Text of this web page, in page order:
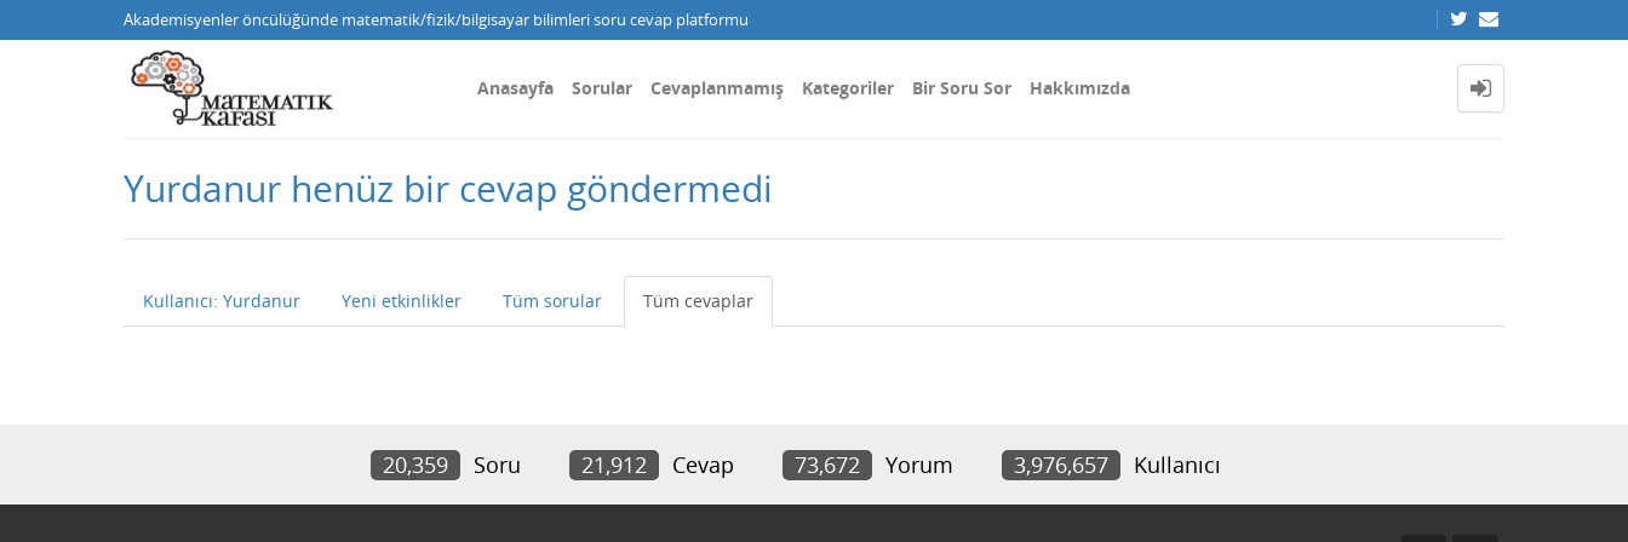
Akademisyenler öncülüğünde matematik/fizik/bilgisayar bilimleri soru cevap platformu
Anasayfa Sorular Cevaplanmamış Kategoriler Bir Soru Sor Hakkımızda
Yurdanur henüz bir cevap göndermedi
Kullanıcı: Yurdanur Yeni etkinlikler Tüm sorular Tüm cevaplar
20,359 Soru 21,912 Cevap 73,672 Yorum 3,976,657 Kullanıcı